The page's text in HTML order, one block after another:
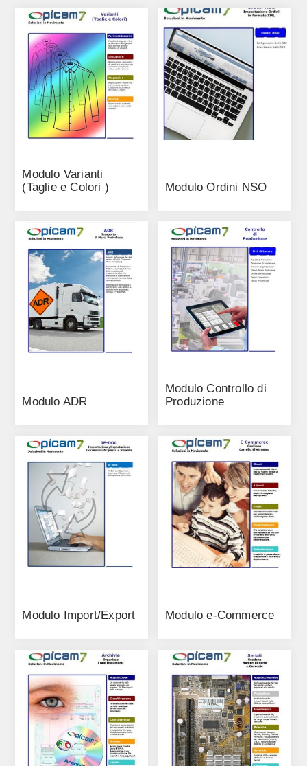
Modulo Varianti
(Taglie e Colori )
Modulo Ordini NSO
Modulo ADR
Modulo Controllo di
Produzione
Modulo Import/Export Modulo e-Commerce